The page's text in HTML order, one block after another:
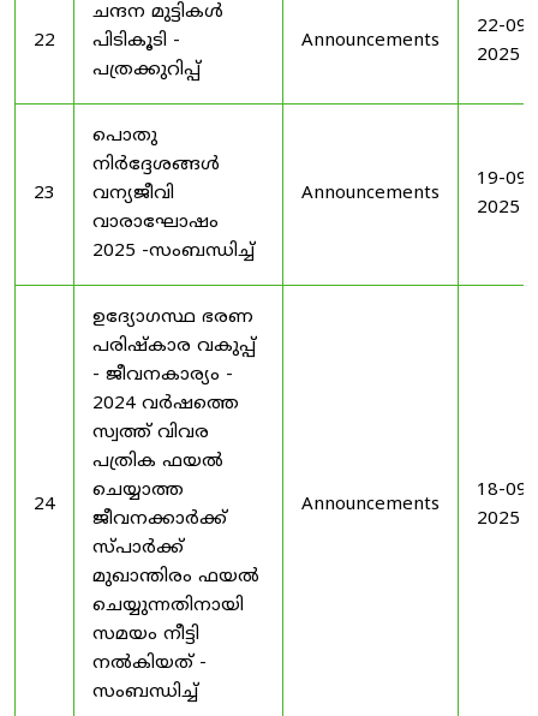
22
ചന്ദന മുട്ടികൾ
പിടികൂടി -
പത്രക്കുറിപ്പ്
Announcements
22-09-
2025
23
പൊതു
നിർദ്ദേശങ്ങൾ
വന്യജീവി
വാരാഘോഷം
2025 -സംബന്ധിച്ച്
Announcements
19-09-
2025
24
ഉദ്യോഗസ്ഥ ഭരണ
പരിഷ്കാര വകുപ്പ്
- ജീവനകാര്യം -
2024 വർഷത്തെ
സ്വത്ത് വിവര
പത്രിക ഫയൽ
ചെയ്യാത്ത
ജീവനക്കാർക്ക്
സ്പാർക്ക്
മുഖാന്തിരം ഫയൽ
ചെയ്യുന്നതിനായി
സമയം നീട്ടി
നൽകിയത് -
സംബന്ധിച്ച്
Announcements
18-09-
2025